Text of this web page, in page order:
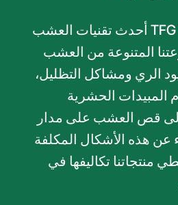
تقدم TFG Turf Solutions أحدث تقنيات العشب
المتنوعة من العشب
الري ومشاكل التظليل،
المبيدات الحشرية
إلى قص العشب على مدار
عن هذه الأشكال المكلفة
منتجاتنا تكاليفها في